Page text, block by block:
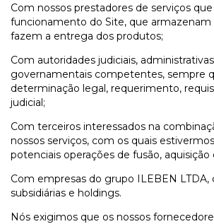
Com nossos prestadores de serviços
funcionamento do Site, que armazenam
fazem a entrega dos produtos;
Com autoridades judiciais,
governamentais competentes, sempre
determinação legal, requerimento,
judicial;
Com terceiros interessados na
nossos serviços, com os quais
potenciais operações de fusão, aquisição
Com empresas do grupo ILEBEN LTDA,
subsidiárias e holdings.
Nós exigimos que os nossos